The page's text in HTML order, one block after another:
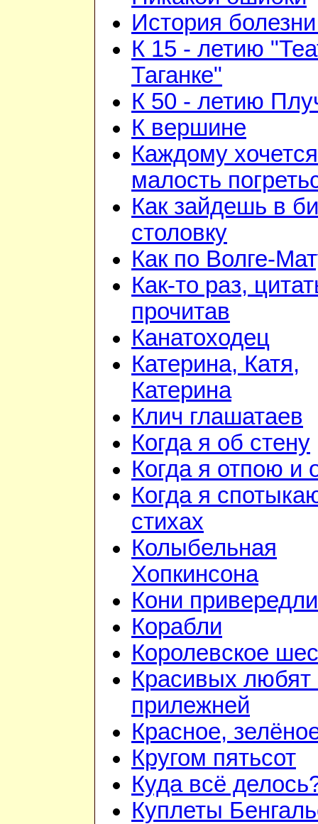
История
К 15 - летию
Таганке"
К 50 - летию
К вершине
Каждому хочется
малость
Как зайдешь в
столовку
Как по Волге-
Как-то раз,
прочитав
Канатоходец
Катерина, Катя,
Катерина
Клич глашатаев
Когда я об стену
Когда я отпою и
Когда я
стихах
Колыбельная
Хопкинсона
Кони
Корабли
Королевское
Красивых
прилежней
Красное,
Кругом пятьсот
Куда всё
Куплеты